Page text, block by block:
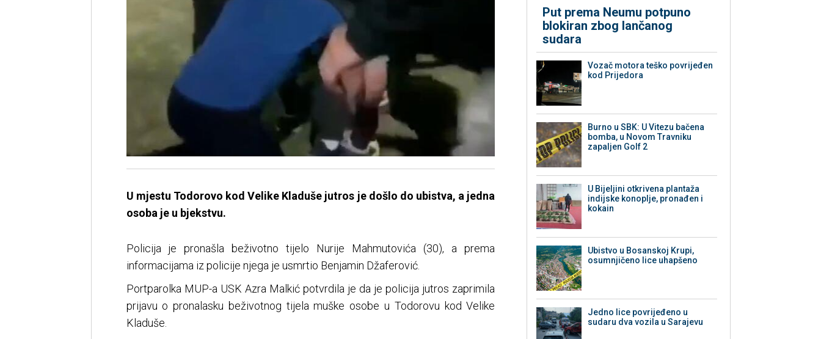
U mjestu Todorovo kod Velike Kladuše jutros je došlo do ubistva, a jedna
osoba je u bjekstvu.
Policija je pronašla beživotno tijelo Nurije Mahmutovića (30), a prema
informacijama iz policije njega je usmrtio Benjamin Džaferović.
Portparolka MUP-a USK Azra Malkić potvrdila je da je policija jutros zaprimila
prijavu o pronalasku beživotnog tijela muške osobe u Todorovu kod Velike
Kladuše.
Put prema Neumu potpuno
blokiran zbog lančanog
sudara
Vozač motora teško povrijeđen
kod Prijedora
Burno u SBK: U Vitezu bačena
bomba, u Novom Travniku
zapaljen Golf 2
​U Bijeljini otkrivena plantaža
indijske konoplje, pronađen i
kokain
Ubistvo u Bosanskoj Krupi,
osumnjičeno lice uhapšeno
Јedno lice povrijeđeno u
sudaru dva vozila u Sarajevu